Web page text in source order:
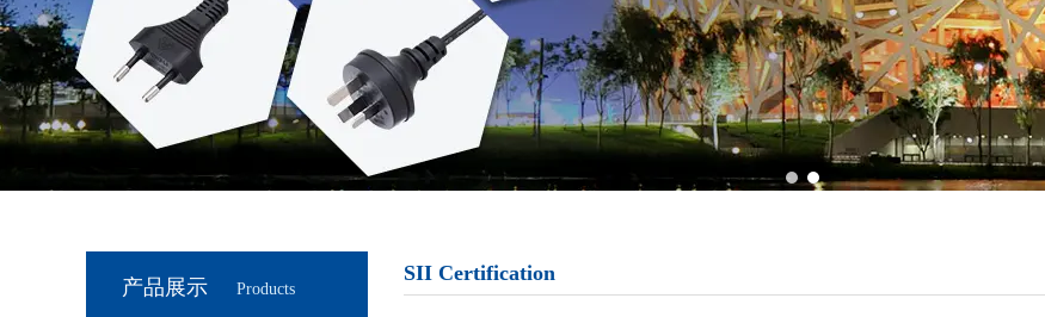
1 2
产品展示 Products
SII Certification